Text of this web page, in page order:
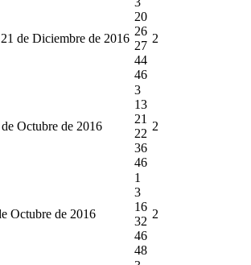
de Diciembre de 2016
20
26
27
44
46
2
Octubre de 2016
3
13
21
22
36
46
2
Octubre de 2016
1
3
16
32
46
48
2